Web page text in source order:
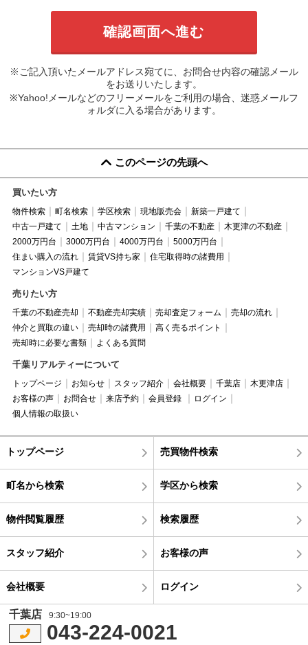
※ご記入頂いたメールアドレス宛てに、お問合せ内容の確認メール
をお送りいたします。
※Yahoo!メールなどのフリーメールをご利用の場合、迷惑メールフ
ォルダに入る場合があります。
このページの先頭へ
買いたい方
物件検索 町名検索 学区検索 現地販売会
新築一戸建て
中古一戸建て
土地 中古マンション 千葉の不動産
木更津の不動産
2000万円台
3000万円台 4000万円台
5000万円台
住まい購入の流れ
賃貸VS持ち家
住宅取得時の諸費用
マンションVS戸建て
売りたい方
千葉の不動産売却 不動産売却実績 売却査定フォーム
売却の流れ
仲介と買取の違い
売却時の諸費用
高く売るポイント
売却時に必要な書類
よくある質問
千葉リアルティーについて
トップページ お知らせ スタッフ紹介 会社概要 千葉店
木更津店
お客様の声
お問合せ 来店予約 会員登録
ログイン
個人情報の取扱い
トップページ 売買物件検索
町名から検索 学区から検索
物件閲覧履歴 検索履歴
スタッフ紹介 お客様の声
会社概要 ログイン
千葉店 9:30~19:00
043-224-0021